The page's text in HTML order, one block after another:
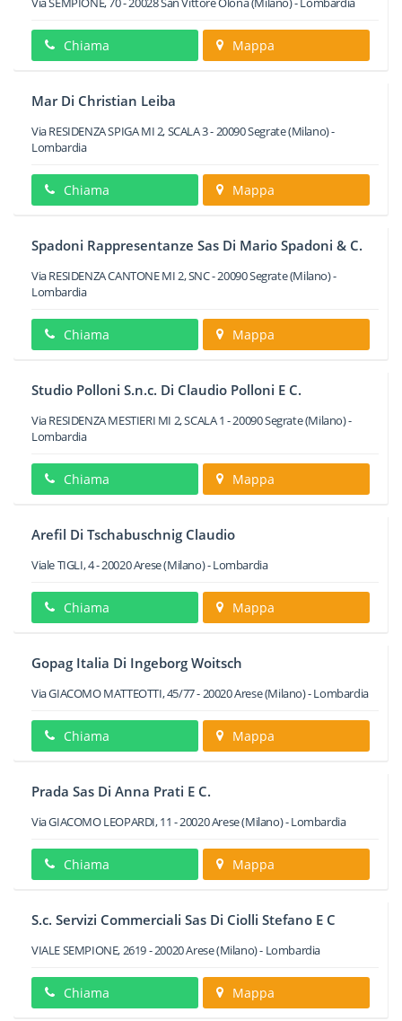
Chiama Mappa
Mar Di Christian Leiba
Via RESIDENZA SPIGA MI 2, SCALA 3-20090Segrate(Milano) -
Lombardia
Chiama Mappa
Spadoni Rappresentanze Sas Di Mario Spadoni & C.
Via RESIDENZA CANTONE MI 2, SNC-20090Segrate(Milano) -
Lombardia
Chiama Mappa
Studio Polloni S.n.c. Di Claudio Polloni E C.
Via RESIDENZA MESTIERI MI 2, SCALA 1 -20090Segrate(Milano) -
Lombardia
Chiama Mappa
Arefil Di Tschabuschnig Claudio
Viale TIGLI, 4-20020Arese(Milano) -Lombardia
Chiama Mappa
Gopag Italia Di Ingeborg Woitsch
Via GIACOMO MATTEOTTI, 45/77-20020Arese(Milano) -Lombardia
Chiama Mappa
Prada Sas Di Anna Prati E C.
Via GIACOMO LEOPARDI, 11 -20020Arese(Milano) -Lombardia
Chiama Mappa
S.c. Servizi Commerciali Sas Di Ciolli Stefano E C
VIALE SEMPIONE, 2619-20020Arese(Milano) - Lombardia
Chiama Mappa